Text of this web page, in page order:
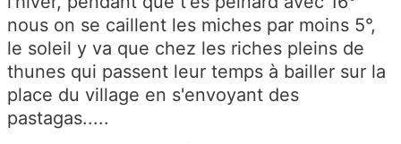
nous on se caillent les miches par moins 5°,
le soleil y va que chez les riches pleins de
thunes qui passent leur temps à bailler sur la
place du village en s'envoyant des
pastagas.....